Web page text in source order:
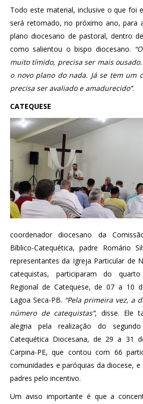
Todo este material, inclusive o que foi
será retomado, no próximo ano, para
plano diocesano de pastoral, dentro
como salientou o bispo diocesano.
muito tímido, precisa ser mais
o novo plano do nada. Já se tem um
precisa ser avaliado e amadurecido”.
CATEQUESE
coordenador diocesano da
Bíblico-Catequética, padre Romário
representantes da Igreja Particular de
catequistas, participaram do
Regional de Catequese, de 07 a 10
Lagoa Seca-PB. “Pela primeira vez, a
número de catequistas”, disse. Ele
alegria pela realização do
Catequética Diocesana, de 29 a 31
Carpina-PE, que contou com 66
comunidades e paróquias da diocese,
padres pelo incentivo.
Um aviso importante é que a